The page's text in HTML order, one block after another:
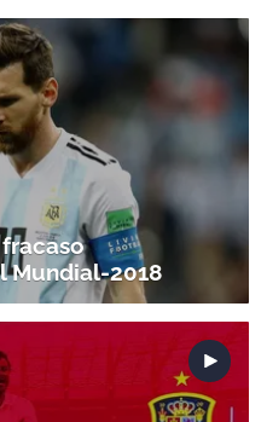
Mundial-2018